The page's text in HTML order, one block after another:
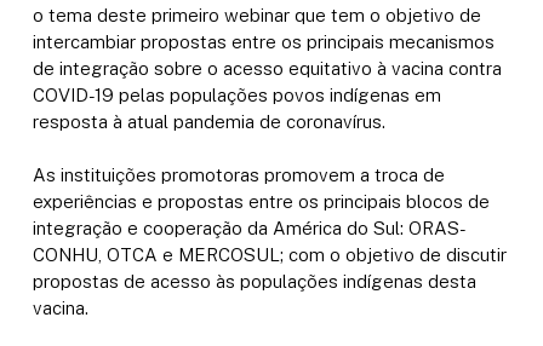
o tema deste primeiro webinar que tem o objetivo de
intercambiar propostas entre os principais mecanismos
de integração sobre o acesso equitativo à vacina contra
COVID-19 pelas populações povos indígenas em
resposta à atual pandemia de coronavírus.
As instituições promotoras promovem a troca de
experiências e propostas entre os principais blocos de
integração e cooperação da América do Sul: ORAS-
CONHU, OTCA e MERCOSUL; com o objetivo de discutir
propostas de acesso às populações indígenas desta
vacina.